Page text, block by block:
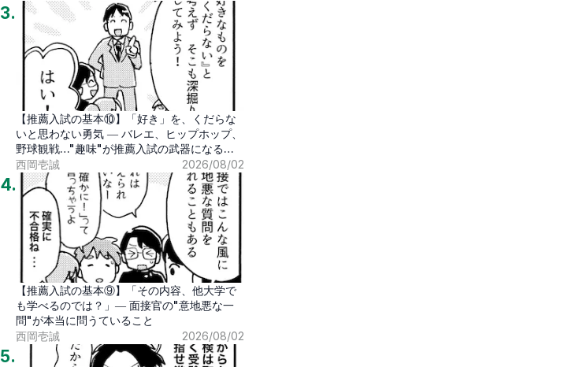
3.
【推薦入試の基本⑩】「好き」を、くだらな
いと思わない勇気 ― バレエ、ヒップホップ、
野球観戦…"趣味"が推薦入試の武器になる時
代
西岡壱誠 2026/08/02
4.
【推薦入試の基本⑨】「その内容、他大学で
も学べるのでは？」― 面接官の"意地悪な一
問"が本当に問うていること
西岡壱誠
2026/08/02
5.